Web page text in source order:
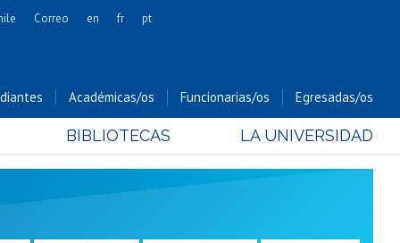
Cs. Forestales y Conservación
Cs. Sociales
Comunicación e Imagen
Correo en fr pt
Académicas/os Funcionarias/os Egresadas/os
BIBLIOTECAS LA UNIVERSIDAD